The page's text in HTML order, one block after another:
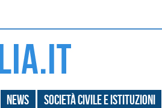
News Società civile e Istituzioni